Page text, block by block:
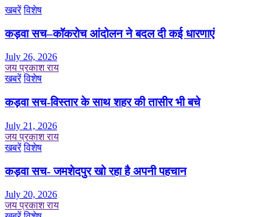
खबरें विशेष
कड़वा सच–कॉकरोच आंदोलन ने बदल दी कई धारणाएं
July 26, 2026
जय प्रकाश राय
खबरें विशेष
कड़वा सच-विस्तार के साथ शहर की तासीर भी बचे
July 21, 2026
जय प्रकाश राय
खबरें विशेष
कड़वा सच- जमशेदपुर खो रहा है अपनी पहचान
July 20, 2026
जय प्रकाश राय